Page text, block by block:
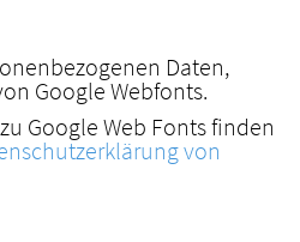
Daten,
Google Webfonts.
Google Web Fonts finden
von